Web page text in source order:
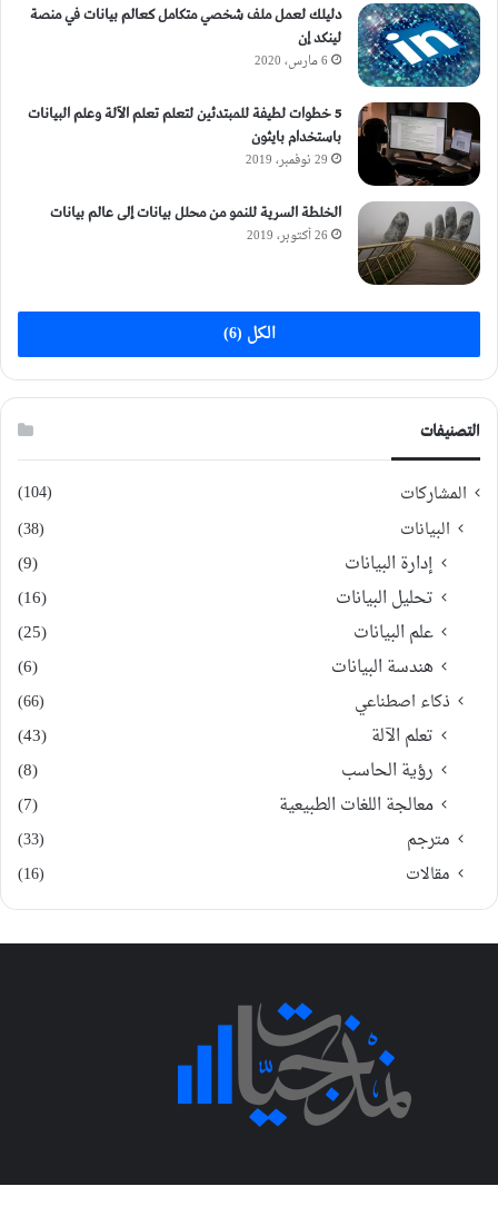
دليلك لعمل ملف شخصي متكامل كعالم بيانات في منصة
لينكد إن
6 مارس، 2020
5 خطوات لطيفة للمبتدئين لتعلم تعلم الآلة وعلم البيانات
باستخدام بايثون
29 نوفمبر، 2019
الخلطة السرية للنمو من محلل بيانات إلى عالم بيانات
26 أكتوبر، 2019
الكل (6)
التصنيفات
المشاركات (104)
البيانات (38)
إدارة البيانات
(9)
تحليل البيانات
(16)
علم البيانات
(25)
هندسة البيانات
(6)
ذكاء اصطناعي (66)
تعلم الآلة
(43)
رؤية الحاسب
(8)
معالجة اللغات الطبيعية
(7)
مترجم
(33)
مقالات
(16)